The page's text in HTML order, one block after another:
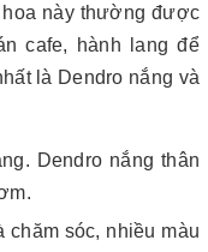
hoa này thường được
cafe, hành lang để
là Dendro nắng và
Dendro nắng thân
chăm sóc, nhiều màu